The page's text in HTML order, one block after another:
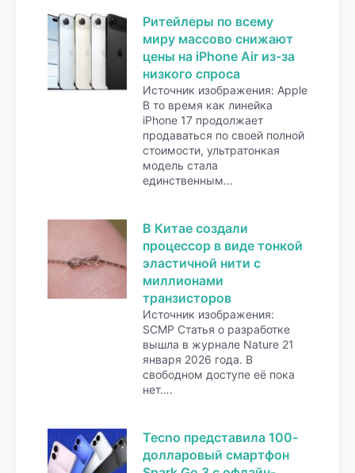
Ритейлеры по всему
миру массово снижают
цены на iPhone Air из-за
низкого спроса
Источник изображения: Apple
В то время как линейка
iPhone 17 продолжает
продаваться по своей полной
стоимости, ультратонкая
модель стала
единственным…
В Китае создали
процессор в виде тонкой
эластичной нити с
миллионами
транзисторов
Источник изображения:
SCMP Статья о разработке
вышла в журнале Nature 21
января 2026 года. В
свободном доступе её пока
нет….
Tecno представила 100-
долларовый смартфон